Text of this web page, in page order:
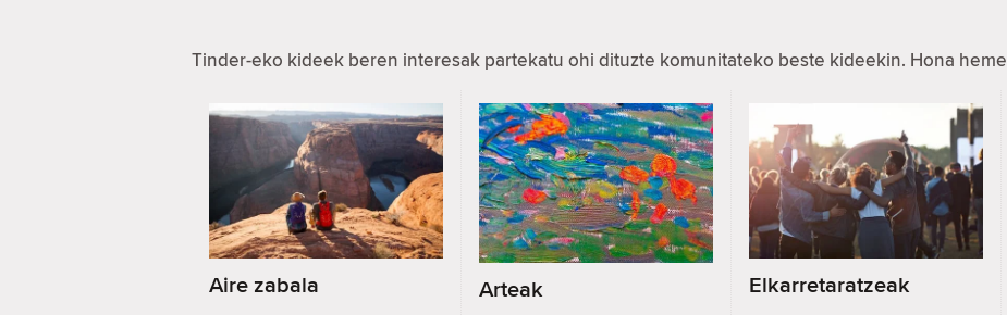
Tinder-eko kideek beren interesak partekatu ohi dituzte komunitateko beste kideekin. Hona
Aire zabala Arteak Elkarretaratzeak